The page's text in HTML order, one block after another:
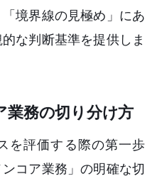
境界線の見極め」にあ
な判断基準を提供しま
業務の切り分け方
を評価する際の第一歩
コア業務」の明確な切